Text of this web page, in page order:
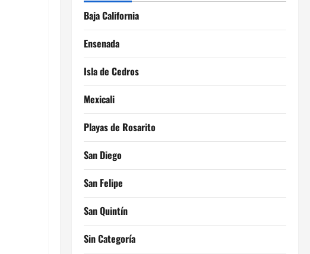
Baja California
Ensenada
Isla de Cedros
Mexicali
Playas de Rosarito
San Diego
San Felipe
San Quintín
Sin Categoría